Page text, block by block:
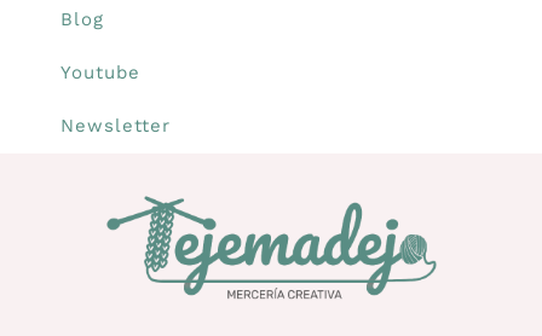
Blog
Youtube
Newsletter